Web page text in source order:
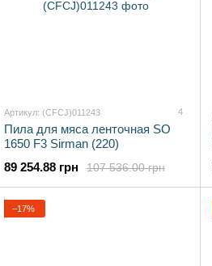
Артикул: (CFCJ)011243 4
Пила для мяса ленточная SO
1650 F3 Sirman (220)
107 536.00 грн
89 254.88 грн
−17%